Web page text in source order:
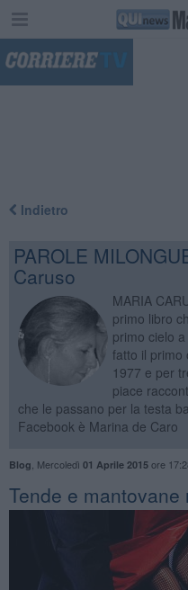
Indietro
PAROLE
Caruso
MARIA
primo libro
primo cielo
fatto il primo
1977 e per
piace
che le passano per la testa
Facebook è Marina de Caro
Blog Mercoledì 01 Aprile 2015ore
Tende e